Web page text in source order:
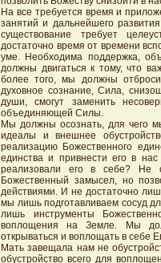
На все требуется время и
занятий и дальнейшего
существование требует
достаточно время от времени
уме. Необходима поддержка,
должны двигаться к тому, что
более того, мы должны
духовное сознание, Сила,
души, смогут заменить
объединяющей Силы.
Мы должны осознать, для чего
идеалы и внешнее
реализацию Божественного
единства и привнести его в
реализовали его в себе? Не
Божественный замысел, но
действиями. И не достаточно
мы лишь подготавливаем сосуд
лишь инструменты
воплощения на Земле. Мы
открываться и воплощать в себе
Мать завещала нам не
обустройство всего для